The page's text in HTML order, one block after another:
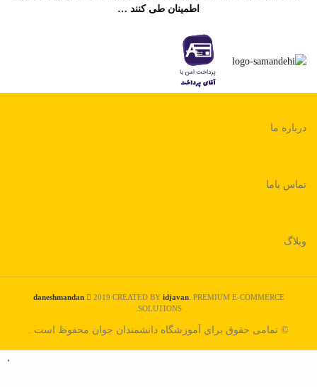
اطمینان طی کنند …
درباره ما
تماس باما
وبلاگ
daneshmandan 2019 CREATED BY idjavan. PREMIUM E-COMMERCE
SOLUTIONS.
© تمامی حقوق براي آموزشگاه دانشمندان جوان محفوظ است .